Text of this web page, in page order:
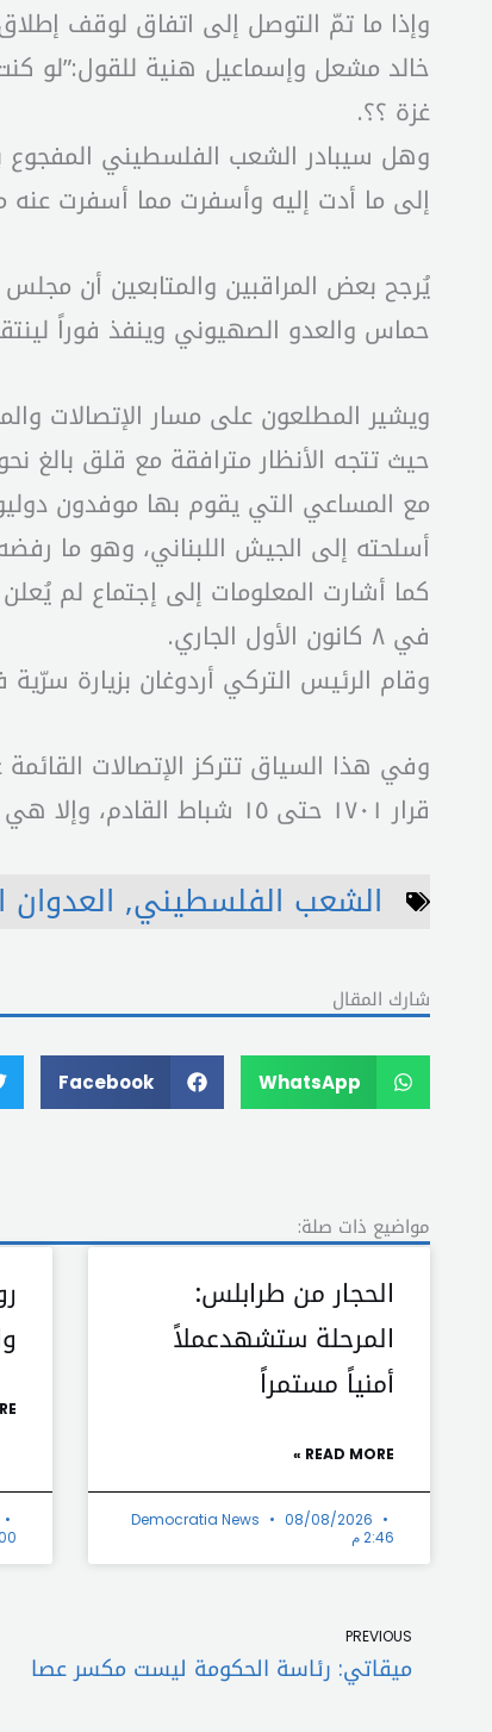
وإذا ما تمّ التوصل إلى اتفاق لوقف
خالد مشعل وإسماعيل هنية للقول:”لو
غزة ؟؟.
وهل سيبادر الشعب الفلسطيني المفجوع
إلى ما أدت إليه وأسفرت مما أسفرت عنه
يُرجح بعض المراقبين والمتابعين أن
حماس والعدو الصهيوني وينفذ فوراً
ويشير المطلعون على مسار الإتصالات
حيث تتجه الأنظار مترافقة مع قلق بالغ
أسلحته إلى الجيش اللبناني، وهو ما
كما أشارت المعلومات إلى إجتماع لم
في ٨ كانون الأول الجاري.
وقام الرئيس التركي أردوغان بزيارة
وفي هذا السياق تتركز الإتصالات
قرار ١٧٠١ حتى ١٥ شباط القادم، وإلا هي الحرب التي يخشى الجميع نتائجها وعواقبها من نكبات ومآسي.
الشعب الفلسطيني,
شارك المقال
WhatsApp
Facebook
مواضيع ذات صلة:
الحجار من طرابلس:
المرحلة ستشهدعملاً
أمنياً مستمراً
READ MORE »
Democratia News
08/08/2026
2:46 م
»
PREVIOUS
ميقاتي: رئاسة الحكومة ليست مكسر عصا